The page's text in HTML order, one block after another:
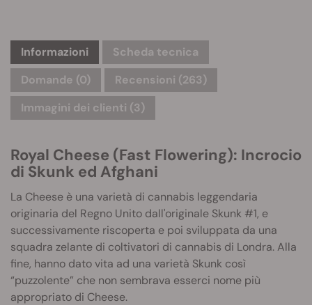
Informazioni
Scheda tecnica
Domande (0)
Recensioni (263)
Immagini dei clienti (3)
Royal Cheese (Fast Flowering): Incrocio
di Skunk ed Afghani
La Cheese è una varietà di cannabis leggendaria
originaria del Regno Unito dall'originale Skunk #1, e
successivamente riscoperta e poi sviluppata da una
squadra zelante di coltivatori di cannabis di Londra. Alla
fine, hanno dato vita ad una varietà Skunk così
“puzzolente” che non sembrava esserci nome più
appropriato di Cheese.